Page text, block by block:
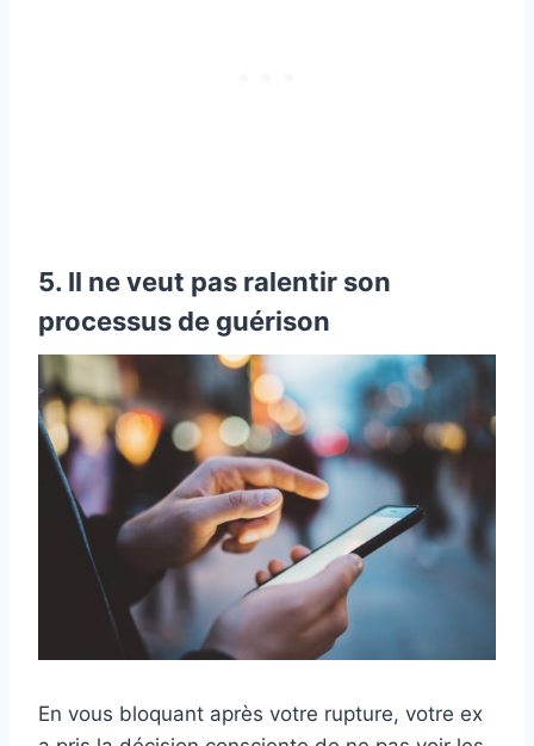
5. Il ne veut pas ralentir son
processus de guérison
En vous bloquant après votre rupture, votre ex